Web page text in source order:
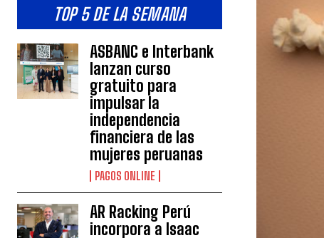
TOP 5 DE LA SEMANA
ASBANC e Interbank
lanzan curso
gratuito para
impulsar la
independencia
financiera de las
mujeres peruanas
PAGOS ONLINE
AR Racking Perú
incorpora a Isaac